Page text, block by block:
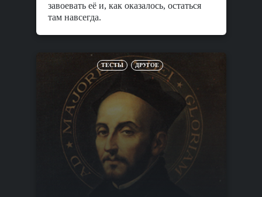
завоевать её и, как оказалось, остаться
там навсегда.
ТЕСТЫ ДРУГОЕ